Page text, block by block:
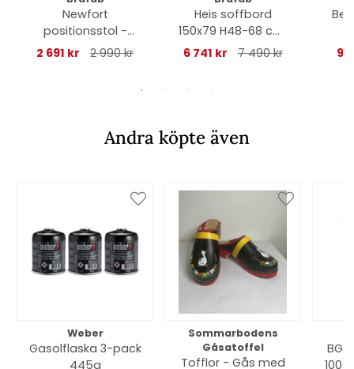
Newfort
positionsstol -
antacit/grå
2 691 kr 2 990 kr
Heis soffbord
150x79 H48-68 cm,
höj- och sänkbart -
6 741 kr 7 490 kr
Andra köpte även
Weber
Gasolflaska 3-pack
445g
Sommarbodens
Gåsatoffel
Tofflor - Gås med